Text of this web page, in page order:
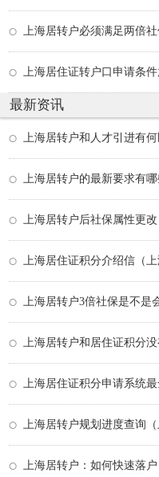
上海居转户必须满足两倍
最新资讯
上海居转户后社保属性更
上海居住证积分介绍信（
上海居转户3倍社保是不是
上海居转户规划进度查询
上海居转户：如何快速落